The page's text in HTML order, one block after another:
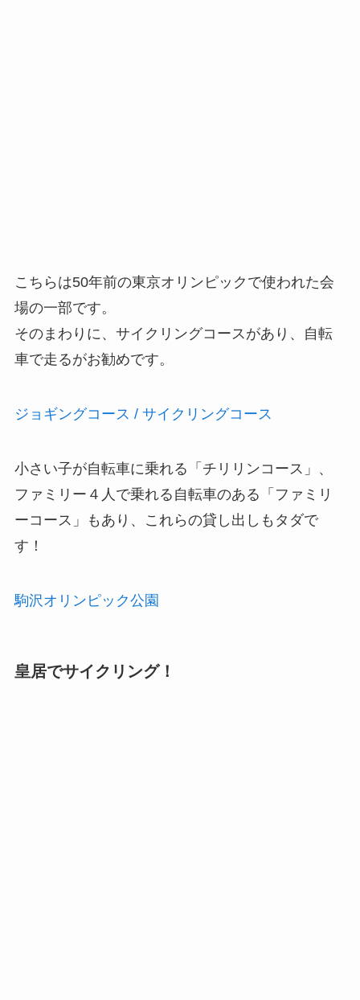
こちらは50年前の東京オリンピックで使われた会
場の一部です。
そのまわりに、サイクリングコースがあり、自転
車で走るがお勧めです。
ジョギングコース / サイクリングコース
小さい子が自転車に乗れる「チリリンコース」、
ファミリー４人で乗れる自転車のある「ファミリ
ーコース」もあり、これらの貸し出しもタダで
す！
駒沢オリンピック公園
皇居でサイクリング！